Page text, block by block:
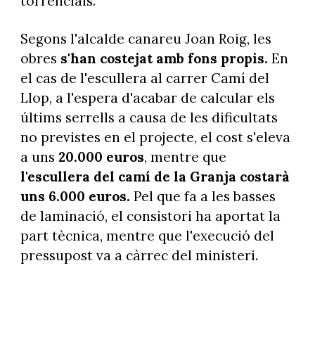
Segons l'alcalde canareu Joan Roig, les
obres s'han costejat amb fons propis. En
el cas de l'escullera al carrer Camí del
Llop, a l'espera d'acabar de calcular els
últims serrells a causa de les dificultats
no previstes en el projecte, el cost s'eleva
a uns 20.000 euros, mentre que
l'escullera del camí de la Granja costarà
uns 6.000 euros. Pel que fa a les basses
de laminació, el consistori ha aportat la
part tècnica, mentre que l'execució del
pressupost va a càrrec del ministeri.